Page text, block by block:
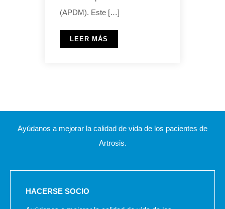
(APDM). Este […]
LEER MÁS
Ayúdanos a mejorar la calidad de vida de los pacientes de
Artrosis.
HACERSE SOCIO